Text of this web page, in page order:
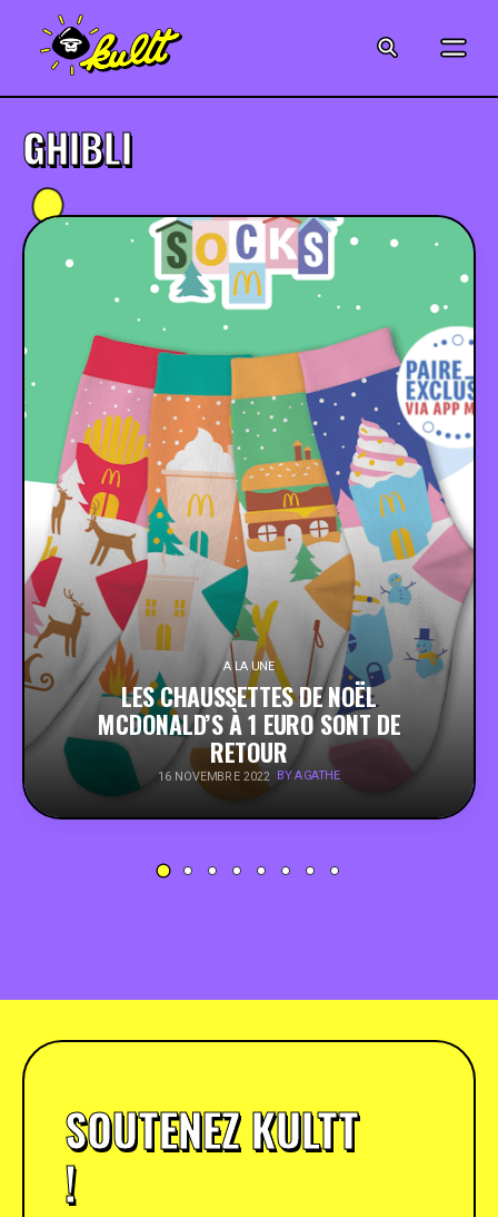
MUSIQUE
CRÉATION
ART
JEUX-VIDÉO
VINTAGE
PEOPLE
FOOD
BONS PLANS
SOUTENEZ KULTT
GHIBLI
A LA UNE
LES CHAUSSETTES DE NOËL
MCDONALD’S À 1 EURO SONT DE
RETOUR
16 NOVEMBRE 2022 BY AGATHE
SOUTENEZ KULTT
!